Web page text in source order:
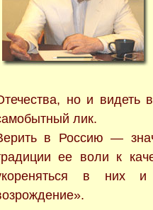
но и видеть
лик.
в Россию —
ее воли к
в них